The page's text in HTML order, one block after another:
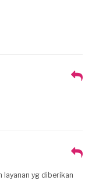
layanan yg diberikan